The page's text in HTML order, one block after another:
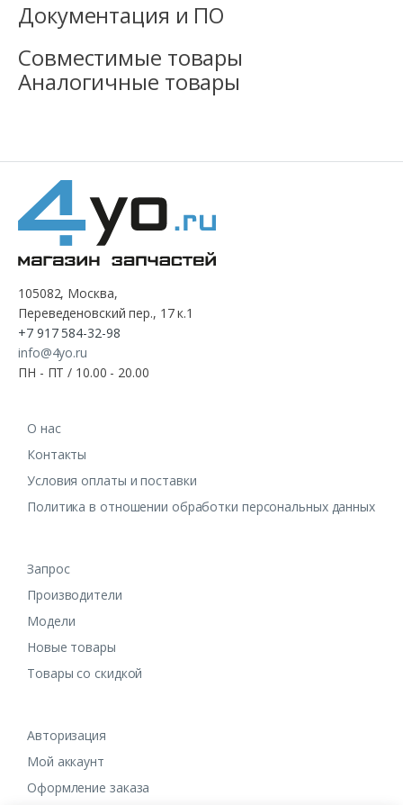
Документация и ПО
Совместимые товары
Аналогичные товары
105082, Москва,
Переведеновский пер., 17 к.1
+7 917 584-32-98
info@4yo.ru
ПН - ПТ / 10.00 - 20.00
О нас
Контакты
Условия оплаты и поставки
Политика в отношении обработки персональных данных
Запрос
Производители
Модели
Новые товары
Товары со скидкой
Авторизация
Мой аккаунт
Оформление заказа